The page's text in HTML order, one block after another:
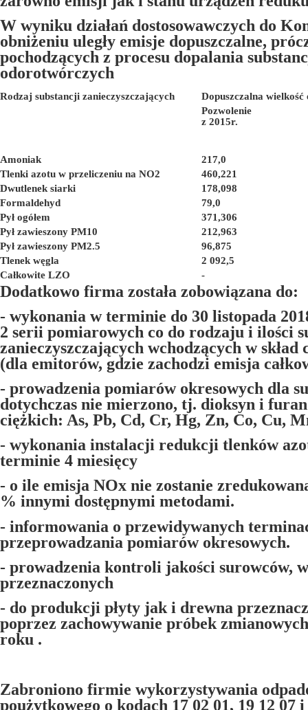
W wyniku działań dostosowawczych do
obniżeniu uległy emisje dopuszczalne,
pochodzących z procesu dopalania
odorotwórczych
Rodzaj substancji zanieczyszczających
Dopuszczalna
Pozwolenie
z 2015r.
Amoniak
217,0
Tlenki azotu w przeliczeniu na NO2
460,221
Dwutlenek siarki
178,098
Formaldehyd
79,0
Pył ogółem
371,306
Pył zawieszony PM10
212,963
Pył zawieszony PM2.5
96,875
Tlenek węgla
2 092,5
Całkowite LZO
-
Dodatkowo firma została zobowiązana do:
- wykonania w terminie do 30 listopada
2 serii pomiarowych co do rodzaju i ilości
zanieczyszczających wchodzących w skład
(dla emitorów, gdzie zachodzi emisja
- prowadzenia pomiarów okresowych dla
dotychczas nie mierzono, tj. dioksyn i
ciężkich: As, Pb, Cd, Cr, Hg, Zn, Co, Cu,
- wykonania instalacji redukcji tlenków
terminie 4 miesięcy
- o ile emisja NOx nie zostanie
% innymi dostępnymi metodami.
- informowania o przewidywanych
przeprowadzania pomiarów okresowych.
- prowadzenia kontroli jakości surowców,
przeznaczonych
- do produkcji płyty jak i drewna
poprzez zachowywanie próbek
roku .
Zabroniono firmie wykorzystywania
poużytkowego o kodach 17 02 01, 19 12 07 i